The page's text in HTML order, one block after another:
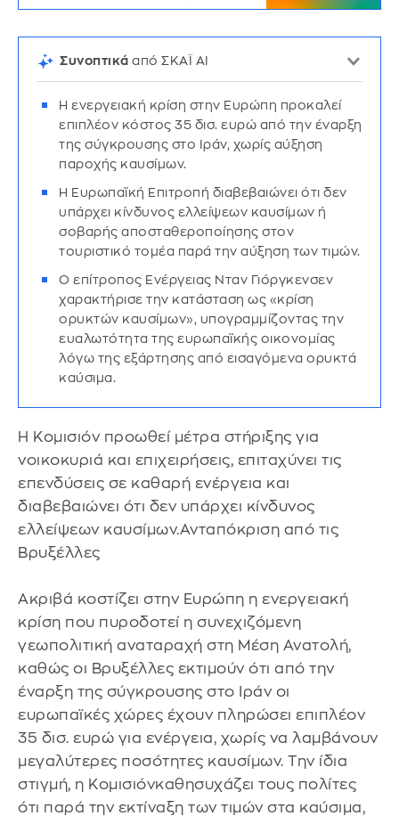
Συνοπτικά από ΣΚΑΪ AI
Η ενεργειακή κρίση στην Ευρώπη προκαλεί
επιπλέον κόστος 35 δισ. ευρώ από την έναρξη
της σύγκρουσης στο Ιράν, χωρίς αύξηση
παροχής καυσίμων.
Η Ευρωπαϊκή Επιτροπή διαβεβαιώνει ότι δεν
υπάρχει κίνδυνος ελλείψεων καυσίμων ή
σοβαρής αποσταθεροποίησης στον
τουριστικό τομέα παρά την αύξηση των τιμών.
Ο επίτροπος Ενέργειας Νταν Γιόργκενσεν
χαρακτήρισε την κατάσταση ως «κρίση
ορυκτών καυσίμων», υπογραμμίζοντας την
ευαλωτότητα της ευρωπαϊκής οικονομίας
λόγω της εξάρτησης από εισαγόμενα ορυκτά
καύσιμα.
Η Κομισιόν προωθεί μέτρα στήριξης για
νοικοκυριά και επιχειρήσεις, επιταχύνει τις
επενδύσεις σε καθαρή ενέργεια και
διαβεβαιώνει ότι δεν υπάρχει κίνδυνος
ελλείψεων καυσίμων.Ανταπόκριση από τις
Βρυξέλλες
Ακριβά κοστίζει στην Ευρώπη η ενεργειακή
κρίση που πυροδοτεί η συνεχιζόμενη
γεωπολιτική αναταραχή στη Μέση Ανατολή,
καθώς οι Βρυξέλλες εκτιμούν ότι από την
έναρξη της σύγκρουσης στο Ιράν οι
ευρωπαϊκές χώρες έχουν πληρώσει επιπλέον
35 δισ. ευρώ για ενέργεια, χωρίς να λαμβάνουν
μεγαλύτερες ποσότητες καυσίμων. Την ίδια
στιγμή, η Κομισιόνκαθησυχάζει τους πολίτες
ότι παρά την εκτίναξη των τιμών στα καύσιμα,